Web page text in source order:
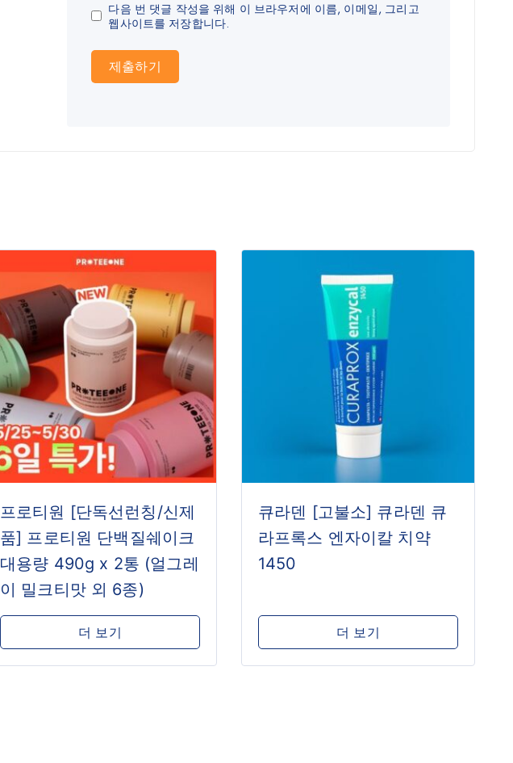
다음 번 댓글 작성을 위해 이 브라우저에 이름, 이메일, 그리고
웹사이트를 저장합니다.
프로티원 [단독선런칭/신제
품] 프로티원 단백질쉐이크
대용량 490g x 2통 (얼그레
이 밀크티맛 외 6종)
더 보기
큐라덴 [고불소] 큐라덴 큐
라프록스 엔자이칼 치약
1450
더 보기